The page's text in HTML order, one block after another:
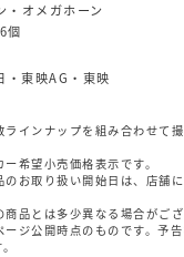
・オメガホーン
個
・東映AG・東映
インナップを組み合わせて
希望小売価格表示です。
お取り扱い開始日は、店舗
品とは多少異なる場合がござ
ジ公開時点のものです。予